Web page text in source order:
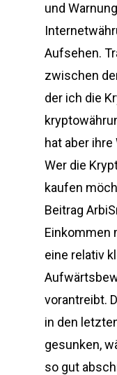
und
Aufsehen.
zwischen
der ich die
hat aber
Wer die
kaufen
Beitrag
Einkommen
eine relativ
vorantreibt.
in den
gesunken,
so gut